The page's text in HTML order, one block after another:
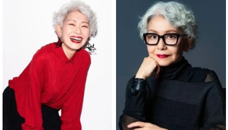
プライバシーポリシー お問い合わせ